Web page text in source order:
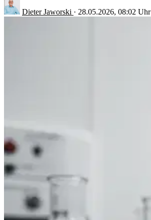
Dieter Jaworski · 28.05.2026, 08:02 Uhr